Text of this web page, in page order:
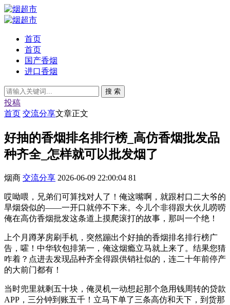
首页
首页
国产香烟
进口香烟
搜 索
投稿
首页 交流分享文章正文
好抽的香烟排名排行榜_高仿香烟批发品
种齐全_怎样就可以批发烟了
烟商 交流分享 2026-06-09 22:00:04 81
哎呦喂，兄弟们可算找对人了！俺这嘴啊，就跟村口二大爷的
旱烟袋似的——一开口就停不下来。今儿个非得跟大伙儿唠唠
俺在高仿香烟批发这条道上摸爬滚打的故事，那叫一个绝！
上个月蹲茅房刷手机，突然蹦出个好抽的香烟排名排行榜广
告，嚯！中华软包排第一，俺这烟瘾立马就上来了。结果您猜
咋着？点进去发现品种齐全得跟供销社似的，连二十年前停产
的大前门都有！
当时兜里就剩五十块，俺灵机一动想起那个急用钱周转的贷款
APP，三分钟到账五千！立马下单了三条高仿和天下，到货那